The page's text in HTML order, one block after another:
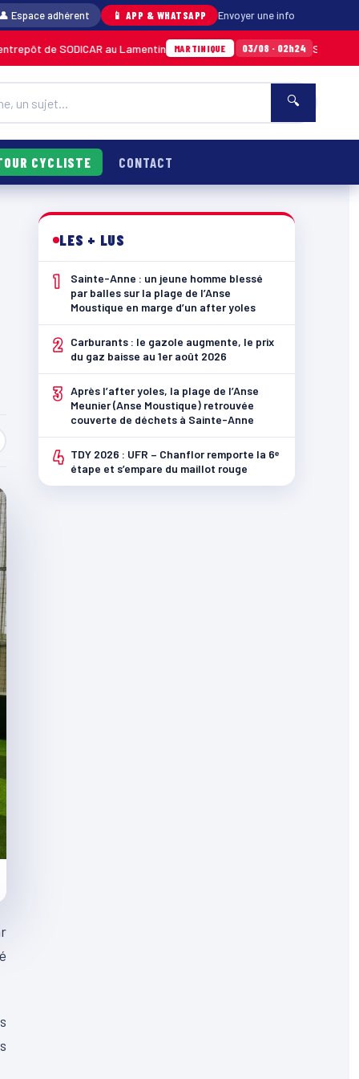
👤 Espace adhérent 📱 APP & WHATSAPP Envoyer une info
au Lamentin MARTINIQUE 03/08 · 02h24 Sainte-Anne : un
🔍
CYCLISTE CONTACT
LES + LUS
1
Sainte-Anne : un jeune homme blessé
par balles sur la plage de l’Anse
Moustique en marge d’un after yoles
2
Carburants : le gazole augmente, le prix
du gaz baisse au 1er août 2026
3 Après l’after yoles, la plage de l’Anse
Meunier (Anse Moustique) retrouvée
couverte de déchets à Sainte-Anne
4 TDY 2026 : UFR – Chanflor remporte la 6ᵉ
étape et s’empare du maillot rouge